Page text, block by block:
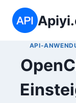
Inhalt
springen
API-